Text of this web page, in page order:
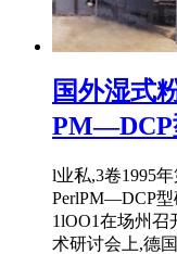
国外湿式
PM—DCP
l业私,3卷1995
PerlPM—DCP
1lOO1在场州
术研讨会上,德